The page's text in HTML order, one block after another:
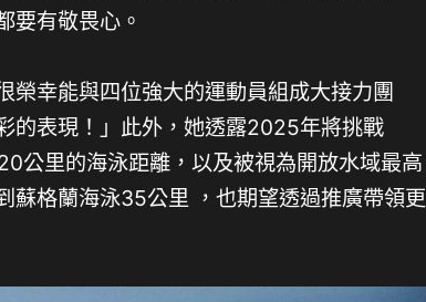
要有敬畏心。
榮幸能與四位強大的運動員組成大接力團
的表現！」此外，她透露2025年將挑戰
公里的海泳距離，以及被視為開放水域最高
蘇格蘭海泳35公里 ，也期望透過推廣帶領更